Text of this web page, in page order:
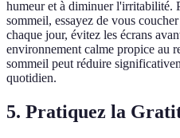
humeur et à diminuer l'irritabilité.
sommeil, essayez de vous
chaque jour, évitez les écrans
environnement calme propice au
sommeil peut réduire
quotidien.
5. Pratiquez la